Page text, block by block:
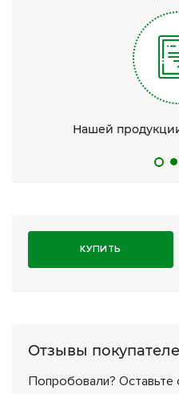
Нашей
КУПИТЬ
Отзывы
Попробовали? Оставьте